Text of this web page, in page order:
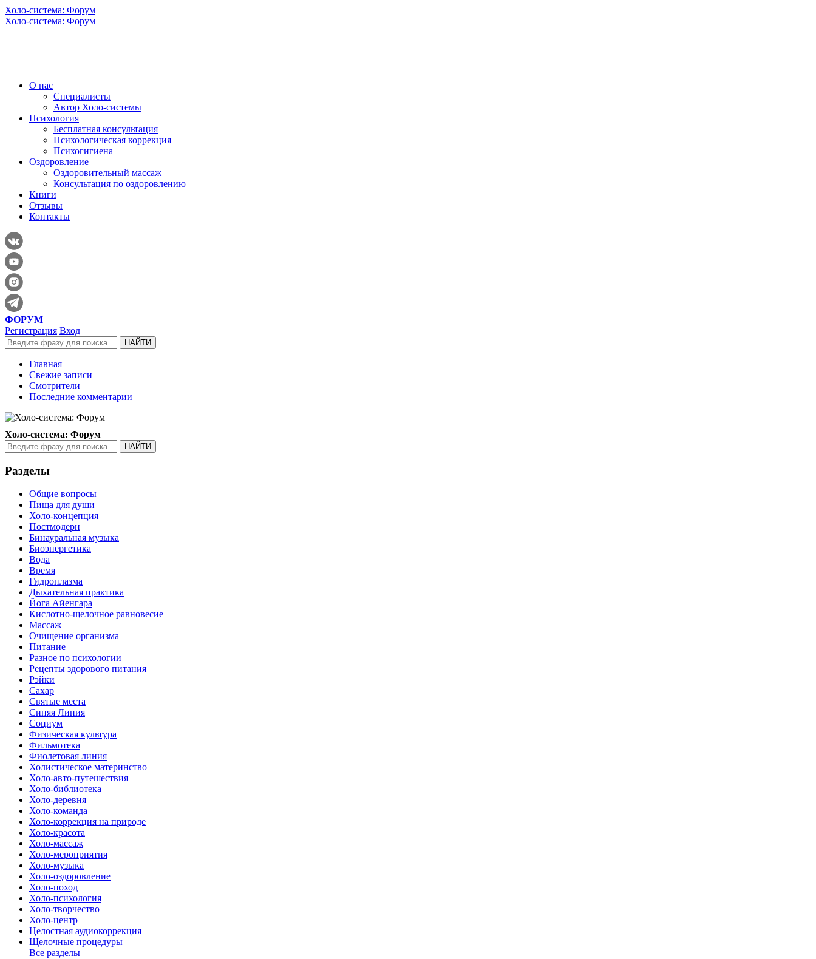
Холо-система: Форум
Холо-система: Форум
О нас
Специалисты
Автор Холо-системы
Психология
Бесплатная консультация
Психологическая коррекция
Психогигиена
Оздоровление
Оздоровительный массаж
Консультация по оздоровлению
Книги
Отзывы
Контакты
ФОРУМ
Регистрация Вход
Главная
Свежие записи
Смотрители
Последние комментарии
Холо-система: Форум
Разделы
Общие вопросы
Пища для души
Холо-концепция
Постмодерн
Бинауральная музыка
Биоэнергетика
Вода
Время
Гидроплазма
Дыхательная практика
Йога Айенгара
Кислотно-щелочное равновесие
Массаж
Очищение организма
Питание
Разное по психологии
Рецепты здорового питания
Рэйки
Сахар
Святые места
Синяя Линия
Социум
Физическая культура
Фильмотека
Фиолетовая линия
Холистическое материнство
Холо-авто-путешествия
Холо-библиотека
Холо-деревня
Холо-команда
Холо-коррекция на природе
Холо-красота
Холо-массаж
Холо-мероприятия
Холо-музыка
Холо-оздоровление
Холо-поход
Холо-психология
Холо-творчество
Холо-центр
Целостная аудиокоррекция
Щелочные процедуры
Все разделы